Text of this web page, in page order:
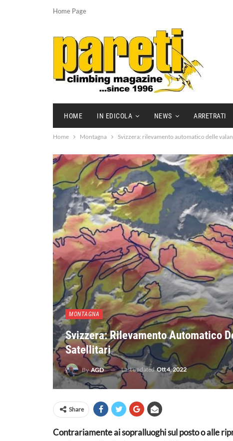
Home Page
HOME IN EDICOLA NEWS ARRETRATI
Home Montagna Svizzera: rilevamento automatico delle
MONTAGNA
Svizzera: Rilevamento Automatico
Satellitari
ByAGD Last updatedOtt 4, 2022
Share
Contrariamente ai sopralluoghi sul posto o alle